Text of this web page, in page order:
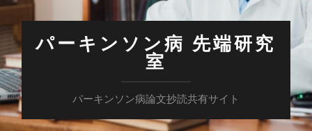
パーキンソン病 先端研究
室
パーキンソン病論文抄読共有サイト